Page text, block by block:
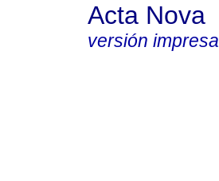
Acta Nova
versión impresa